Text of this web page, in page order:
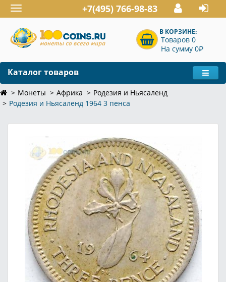
Toggle
navigation
+7(495) 766-98-83
В КОРЗИНЕ:
Товаров 0
На сумму 0P
Каталог товаров
Монеты Африка
Родезия и Ньясаленд
Родезия и Ньясаленд 1964 3 пенса